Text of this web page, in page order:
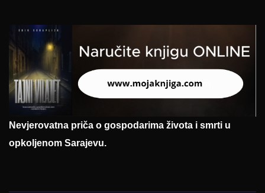
Nevjerovatna priča o gospodarima života i smrti u
opkoljenom Sarajevu.